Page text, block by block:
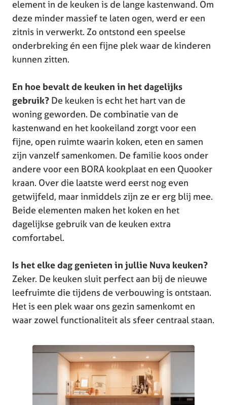
element in de keuken is de lange kastenwand. Om
deze minder massief te laten ogen, werd er een
zitnis in verwerkt. Zo ontstond een speelse
onderbreking én een fijne plek waar de kinderen
kunnen zitten.
En hoe bevalt de keuken in het dagelijks
gebruik? De keuken is echt het hart van de
woning geworden. De combinatie van de
kastenwand en het kookeiland zorgt voor een
fijne, open ruimte waarin koken, eten en samen
zijn vanzelf samenkomen. De familie koos onder
andere voor een BORA kookplaat en een Quooker
kraan. Over die laatste werd eerst nog even
getwijfeld, maar inmiddels zijn ze er erg blij mee.
Beide elementen maken het koken en het
dagelijkse gebruik van de keuken extra
comfortabel.
Is het elke dag genieten in jullie Nuva keuken?
Zeker. De keuken sluit perfect aan bij de nieuwe
leefruimte die tijdens de verbouwing is ontstaan.
Het is een plek waar ons gezin samenkomt en
waar zowel functionaliteit als sfeer centraal staan.